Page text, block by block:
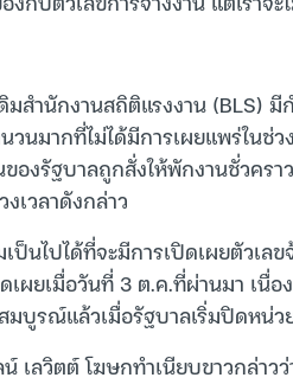
มสำนักงานสถิติแรงงาน (BLS)
นมากที่ไม่ได้มีการเผยแพร่ในช่
งรัฐบาลถูกสั่งให้พักงานชั่วครา
เวลาดังกล่าว
นไปได้ที่จะมีการเปิดเผยตัวเล
เผยเมื่อวันที่ 3 ต.ค.ที่ผ่านมา เนื่
มบูรณ์แล้วเมื่อรัฐบาลเริ่มปิดหน่ว
เลวิตต์ โฆษกทำเนียบขาวกล่าว